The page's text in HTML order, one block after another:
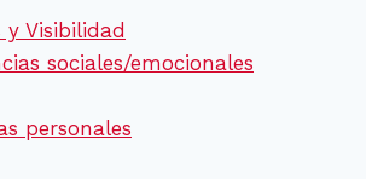
y Visibilidad
sociales/emocionales
personales